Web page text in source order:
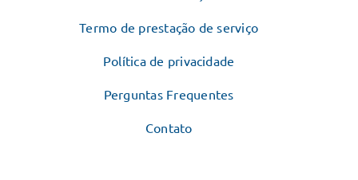
Termo de prestação de serviço
Política de privacidade
Perguntas Frequentes
Contato